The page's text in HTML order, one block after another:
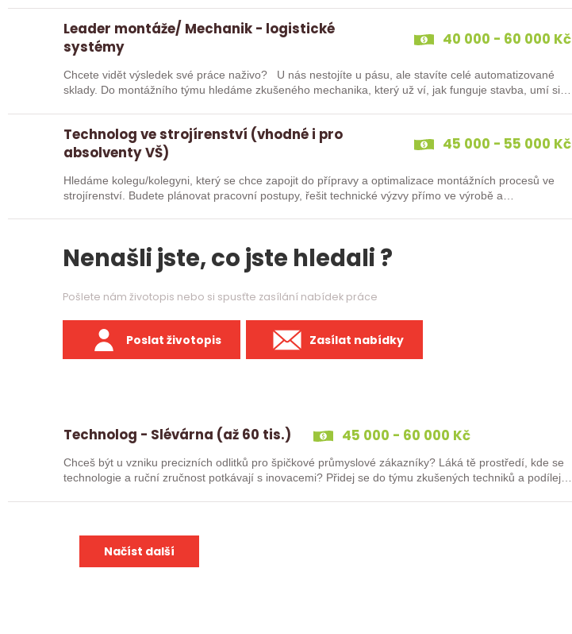
Leader montáže/ Mechanik - logistické
systémy
40 000 - 60 000 Kč
Chcete vidět výsledek své práce naživo? U nás nestojíte u pásu, ale stavíte celé automatizované
sklady. Do montážního týmu hledáme zkušeného mechanika, který už ví, jak funguje stavba, umí si…
Technolog ve strojírenství (vhodné i pro
absolventy VŠ)
45 000 - 55 000 Kč
Hledáme kolegu/kolegyni, který se chce zapojit do přípravy a optimalizace montážních procesů ve
strojírenství. Budete plánovat pracovní postupy, řešit technické výzvy přímo ve výrobě a
Nenašli jste, co jste hledali ?
Pošlete nám životopis nebo si spusťte zasílání nabídek práce
Poslat životopis Zasílat nabídky
Technolog - Slévárna (až 60 tis.) 45 000 - 60 000 Kč
Chceš být u vzniku precizních odlitků pro špičkové průmyslové zákazníky? Láká tě prostředí, kde se
technologie a ruční zručnost potkávají s inovacemi? Přidej se do týmu zkušených techniků a podílej…
Načíst další